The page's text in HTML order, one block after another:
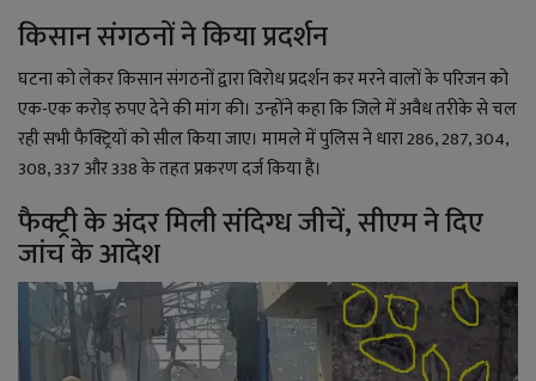
किसान संगठनों ने किया प्रदर्शन
घटना को लेकर किसान संगठनों द्वारा विरोध प्रदर्शन कर मरने वालों के परिजन को
एक-एक करोड़ रुपए देने की मांग की। उन्होंने कहा कि जिले में अवैध तरीके से चल
रही सभी फैक्ट्रियों को सील किया जाए। मामले में पुलिस ने धारा 286, 287, 304,
308, 337 और 338 के तहत प्रकरण दर्ज किया है।
फैक्ट्री के अंदर मिली संदिग्ध जीचें, सीएम ने दिए
जांच के आदेश